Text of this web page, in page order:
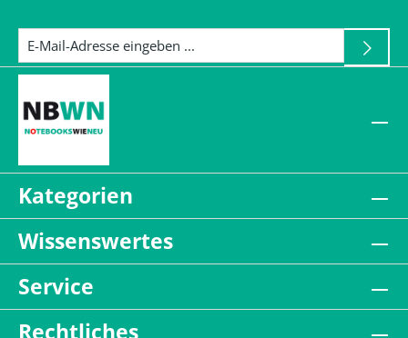
Kategorien
Wissenswertes
Service
Rechtliches